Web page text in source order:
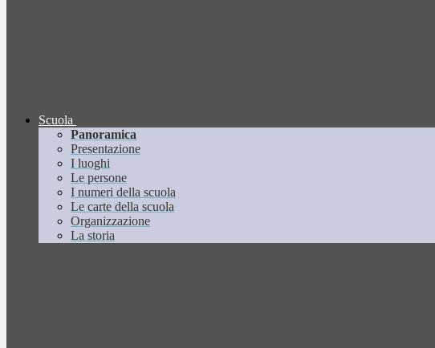
Scuola
Panoramica
Presentazione
I luoghi
Le persone
I numeri della scuola
Le carte della scuola
Organizzazione
La storia